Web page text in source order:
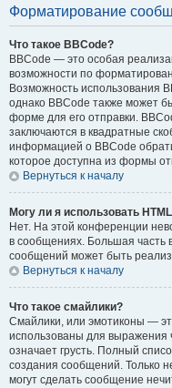
Форматирование
Что такое BBCode?
BBCode — это особая
возможности по
Возможность использования
однако BBCode также может
форме для его отправки.
заключаются в квадратные
информацией о BBCode
которое доступна из формы
Вернуться к началу
Могу ли я использовать
Нет. На этой конференции
в сообщениях. Большая
сообщений может быть
Вернуться к началу
Что такое смайлики?
Смайлики, или эмотиконы —
использованы для выражения
означает грусть. Полный
создания сообщений. Только
могут сделать сообщение